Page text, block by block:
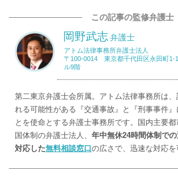
この記事の監修弁護士
岡野武志 弁護士
アトム法律事務所弁護士法人
〒100-0014 東京都千代田区永田町1-
ル9階
第二東京弁護士会所属。アトム法律事務所は、
れる可能性がある『交通事故』と『刑事事件』
とを使命とする弁護士事務所です。国内主要
国体制の弁護士法人、 年中無休24時間体制で
対応した無料相談窓口の広さで、迅速な対応を